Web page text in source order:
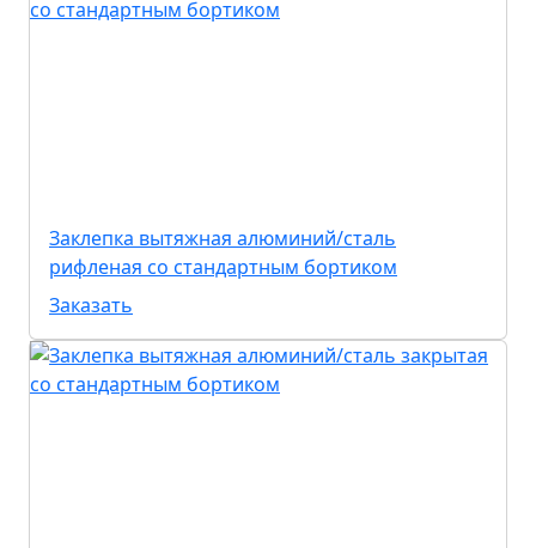
Заклепка вытяжная алюминий/сталь
рифленая со стандартным бортиком
Заказать